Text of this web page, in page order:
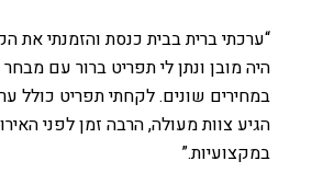
“ערכתי ברית בבית כנסת והזמנתי את
היה מובן ונתן לי תפריט ברור עם
במחירים שונים. לקחתי תפריט כולל
הגיע צוות מעולה, הרבה זמן לפני
במקצועיות.”